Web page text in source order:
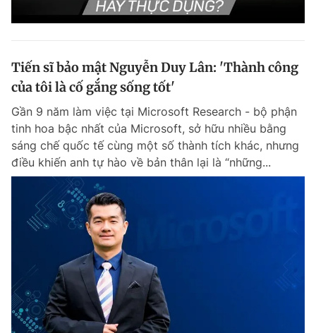
Tiến sĩ bảo mật Nguyễn Duy Lân: 'Thành công
của tôi là cố gắng sống tốt'
Gần 9 năm làm việc tại Microsoft Research - bộ phận
tinh hoa bậc nhất của Microsoft, sở hữu nhiều bằng
sáng chế quốc tế cùng một số thành tích khác, nhưng
điều khiến anh tự hào về bản thân lại là “những...